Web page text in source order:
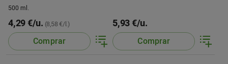
500 ml.
4,29 €/u. (8,58 €/l.)
Comprar
5,93 €/u.
Comprar